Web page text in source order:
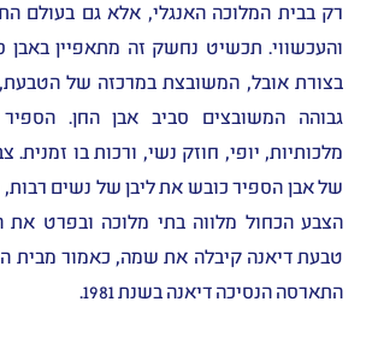
רק בבית המלוכה האנגלי, אלא גם בעולם
והעכשווי. תכשיט נחשק זה מתאפיין באבן
בצורת אובל, המשובצת במרכזה של הטבעת,
גבוהה המשובצים סביב אבן החן.
מלכותיות, יופי, חוזק נשי, ורכות בו זמנית.
של אבן הספיר כובש את ליבן של נשים
הצבע הכחול מלווה בתי מלוכה ובפרט את
טבעת דיאנה קיבלה את שמה, כאמור מבית
התארסה הנסיכה דיאנה בשנת 1981.